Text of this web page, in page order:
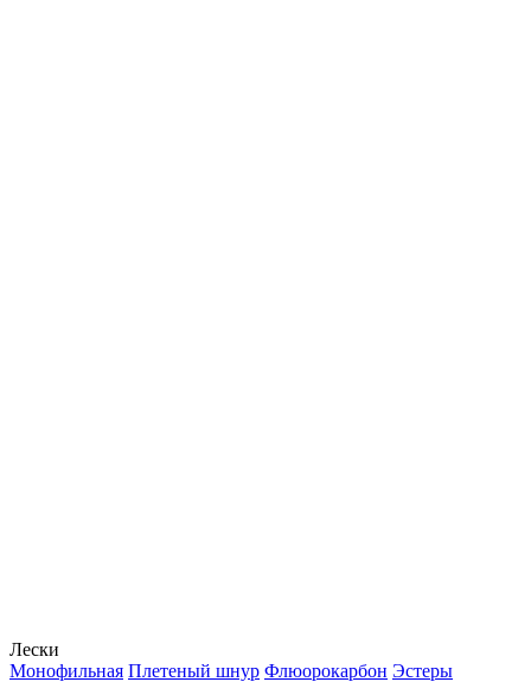
Лески
Монофильная Плетеный шнур Флюорокарбон Эстеры